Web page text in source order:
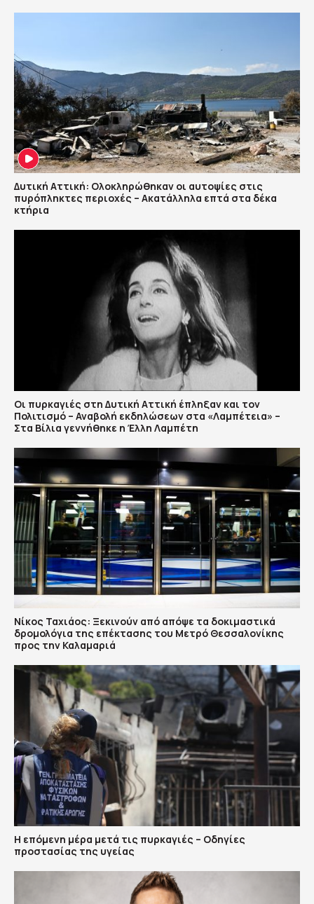
Δυτική Αττική: Ολοκληρώθηκαν οι αυτοψίες στις
πυρόπληκτες περιοχές – Ακατάλληλα επτά στα δέκα
κτήρια
Οι πυρκαγιές στη Δυτική Αττική έπληξαν και τον
Πολιτισμό – Αναβολή εκδηλώσεων στα «Λαμπέτεια» –
Στα Βίλια γεννήθηκε η Έλλη Λαμπέτη
Νίκος Ταχιάος: Ξεκινούν από απόψε τα δοκιμαστικά
δρομολόγια της επέκτασης του Μετρό Θεσσαλονίκης
προς την Καλαμαριά
Η επόμενη μέρα μετά τις πυρκαγιές – Οδηγίες
προστασίας της υγείας